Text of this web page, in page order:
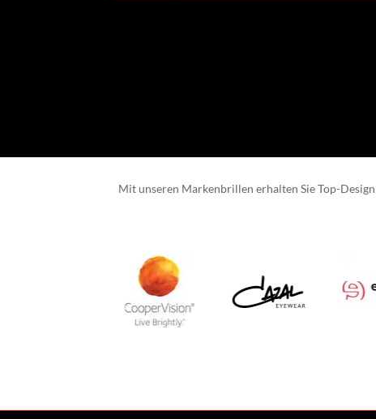
Mit unseren Markenbrillen erhalten Sie Top-